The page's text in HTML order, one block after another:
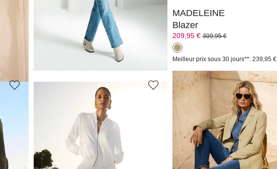
MADELEINE
229,95 €
MADELEINE
Blazer
209,95 €309,95 €
Meilleur prix sous 30 jours**: 239,95 €
(-29%)
MADELEINE
299,95 €
Meilleur prix sous 30 jours**: 139,95 €
MADELEINE
Blazer long classique
119,95 € 299,95 €
Meilleur prix sous 30 jours**: 189,95 €